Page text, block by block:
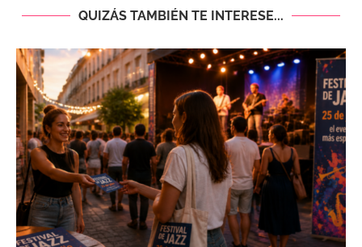
QUIZÁS TAMBIÉN TE INTERESE...